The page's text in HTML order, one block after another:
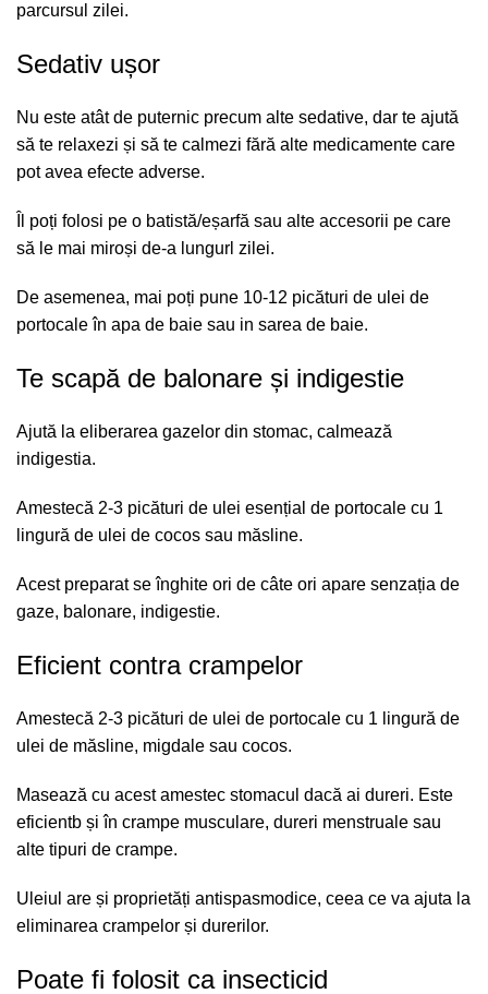
parcursul zilei.
Sedativ ușor
Nu este atât de puternic precum alte sedative, dar te ajută
să te relaxezi și să te calmezi fără alte medicamente care
pot avea efecte adverse.
Îl poți folosi pe o batistă/eșarfă sau alte accesorii pe care
să le mai miroși de-a lungurl zilei.
De asemenea, mai poți pune 10-12 picături de ulei de
portocale în apa de baie sau in sarea de baie.
Te scapă de balonare și indigestie
Ajută la eliberarea gazelor din stomac, calmează
indigestia.
Amestecă 2-3 picături de ulei esențial de portocale cu 1
lingură de ulei de cocos sau măsline.
Acest preparat se înghite ori de câte ori apare senzația de
gaze, balonare, indigestie.
Eficient contra crampelor
Amestecă 2-3 picături de ulei de portocale cu 1 lingură de
ulei de măsline, migdale sau cocos.
Masează cu acest amestec stomacul dacă ai dureri. Este
eficientb și în crampe musculare, dureri menstruale sau
alte tipuri de crampe.
Uleiul are și proprietăți antispasmodice, ceea ce va ajuta la
eliminarea crampelor și durerilor.
Poate fi folosit ca insecticid